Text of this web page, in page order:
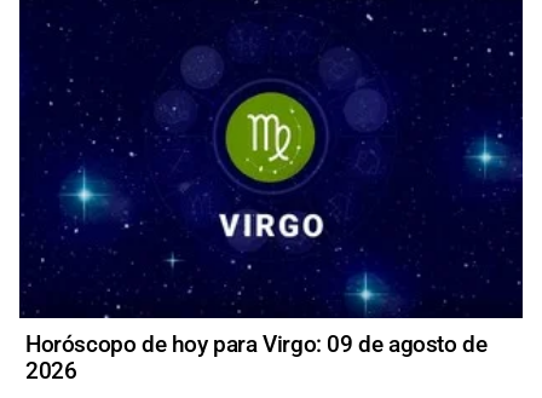
Horóscopo de hoy para Virgo: 09 de agosto de
2026